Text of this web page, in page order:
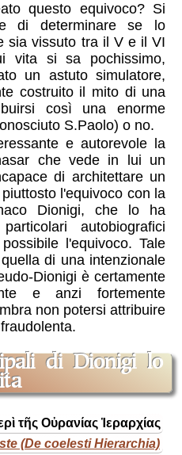
questo equivoco? Si
di determinare se lo
sia vissuto tra il V e il VI
vita si sa pochissimo,
un astuto simulatore,
costruito il mito di una
così una enorme
S.Paolo) o no.
e autorevole la
che vede in lui un
di architettare un
l'equivoco con la
Dionigi, che lo ha
autobiografici
l'equivoco. Tale
di una intenzionale
Dionigi è certamente
e anzi fortemente
non potersi attribuire
di Dionigi lo
τῆς Οὐρανίας Ἱεραρχίας
(De coelesti Hierarchia)